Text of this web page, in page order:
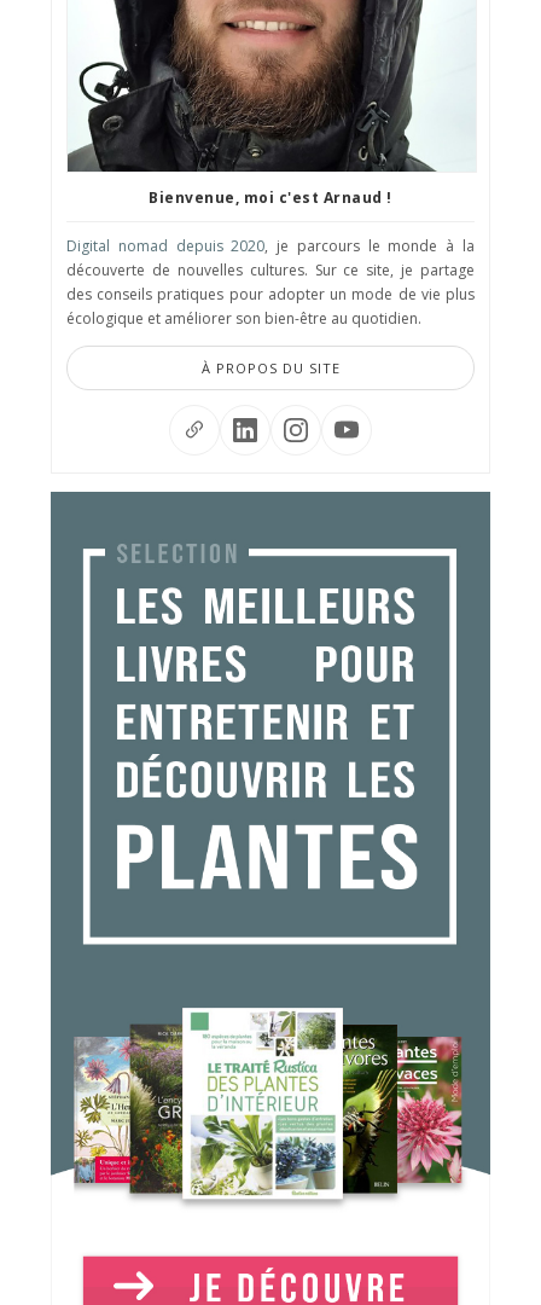
Bienvenue, moi c'est Arnaud !
Digital nomad depuis 2020, je parcours le monde à la
découverte de nouvelles cultures. Sur ce site, je partage
des conseils pratiques pour adopter un mode de vie plus
écologique et améliorer son bien-être au quotidien.
À PROPOS DU SITE